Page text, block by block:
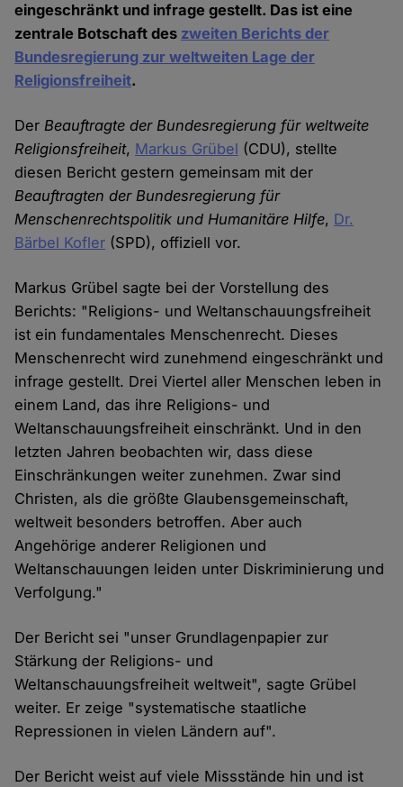
eingeschränkt und infrage gestellt. Das ist eine
zentrale Botschaft des zweiten Berichts der
Bundesregierung zur weltweiten Lage der
Religionsfreiheit.
DerBeauftragte der Bundesregierung für weltweite
Religionsfreiheit, Markus Grübel (CDU), stellte
diesen Bericht gestern gemeinsam mit der
Beauftragten der Bundesregierung für
Menschenrechtspolitik und Humanitäre Hilfe, Dr.
Bärbel Kofler (SPD), offiziell vor.
Markus Grübel sagte bei der Vorstellung des
Berichts: "Religions- und Weltanschauungsfreiheit
ist ein fundamentales Menschenrecht. Dieses
Menschenrecht wird zunehmend eingeschränkt und
infrage gestellt. Drei Viertel aller Menschen leben in
einem Land, das ihre Religions- und
Weltanschauungsfreiheit einschränkt. Und in den
letzten Jahren beobachten wir, dass diese
Einschränkungen weiter zunehmen. Zwar sind
Christen, als die größte Glaubensgemeinschaft,
weltweit besonders betroffen. Aber auch
Angehörige anderer Religionen und
Weltanschauungen leiden unter Diskriminierung und
Verfolgung."
Der Bericht sei "unser Grundlagenpapier zur
Stärkung der Religions- und
Weltanschauungsfreiheit weltweit", sagte Grübel
weiter. Er zeige "systematische staatliche
Repressionen in vielen Ländern auf".
Der Bericht weist auf viele Missstände hin und ist